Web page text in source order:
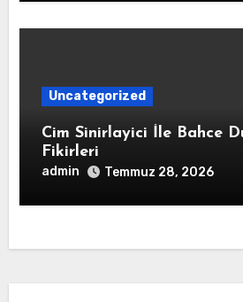
Uncategorized
Cim Sinirlayici İle Bahce
Fikirleri
admin Temmuz 28, 2026